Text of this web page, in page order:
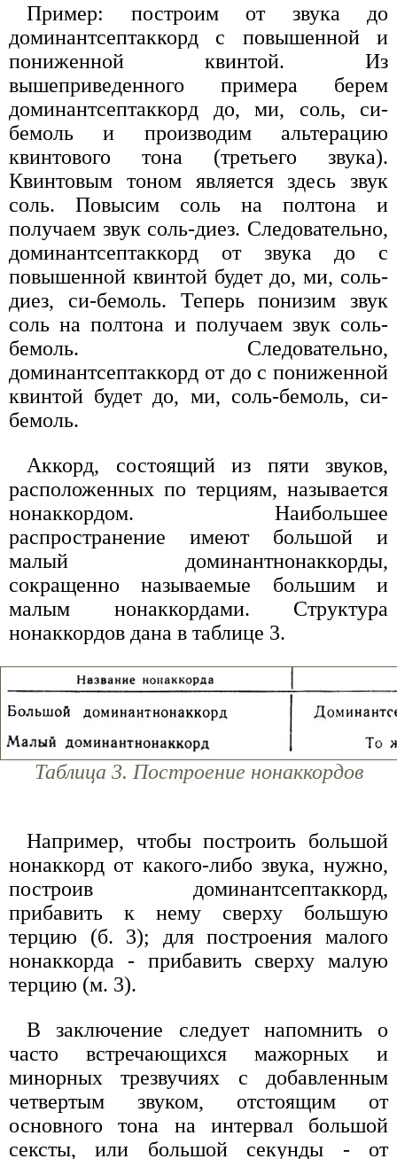
Пример: построим от звука до
доминантсептаккорд с повышенной и
пониженной квинтой. Из
вышеприведенного примера берем
доминантсептаккорд до, ми, соль, си-
бемоль и производим альтерацию
квинтового тона (третьего звука).
Квинтовым тоном является здесь звук
соль. Повысим соль на полтона и
получаем звук соль-диез. Следовательно,
доминантсептаккорд от звука до с
повышенной квинтой будет до, ми, соль-
диез, си-бемоль. Теперь понизим звук
соль на полтона и получаем звук соль-
бемоль. Следовательно,
доминантсептаккорд от до с пониженной
квинтой будет до, ми, соль-бемоль, си-
бемоль.
Аккорд, состоящий из пяти звуков,
расположенных по терциям, называется
нонаккордом. Наибольшее
распространение имеют большой и
малый доминантнонаккорды,
сокращенно называемые большим и
малым нонаккордами. Структура
нонаккордов дана в таблице 3.
Таблица 3. Построение нонаккордов
Например, чтобы построить большой
нонаккорд от какого-либо звука, нужно,
построив доминантсептаккорд,
прибавить к нему сверху большую
терцию (б. 3); для построения малого
нонаккорда - прибавить сверху малую
терцию (м. 3).
В заключение следует напомнить о
часто встречающихся мажорных и
минорных трезвучиях с добавленным
четвертым звуком, отстоящим от
основного тона на интервал большой
сексты, или большой секунды - от